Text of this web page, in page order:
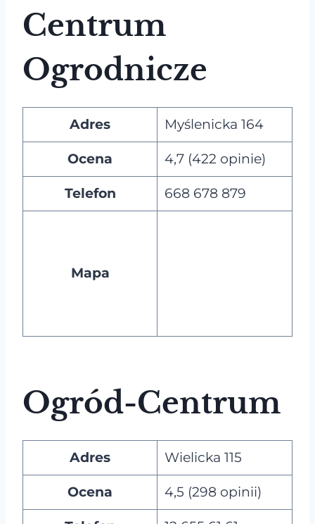
Centrum
Ogrodnicze
Adres Myślenicka 164
Ocena 4,7 (422 opinie)
Telefon 668 678 879
Mapa
Ogród-Centrum
Adres Wielicka 115
Ocena 4,5 (298 opinii)